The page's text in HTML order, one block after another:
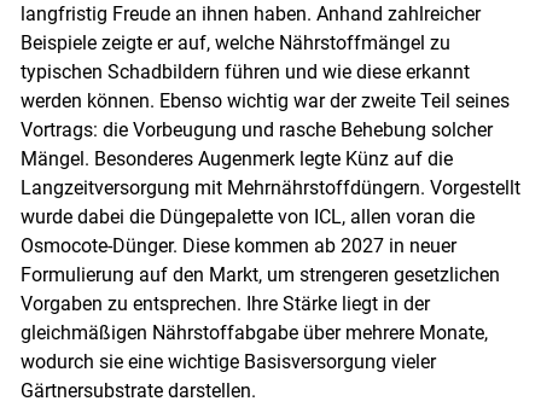
langfristig Freude an ihnen haben. Anhand zahlreicher
Beispiele zeigte er auf, welche Nährstoffmängel zu
typischen Schadbildern führen und wie diese erkannt
werden können. Ebenso wichtig war der zweite Teil seines
Vortrags: die Vorbeugung und rasche Behebung solcher
Mängel. Besonderes Augenmerk legte Künz auf die
Langzeitversorgung mit Mehrnährstoffdüngern. Vorgestellt
wurde dabei die Düngepalette von ICL, allen voran die
Osmocote-Dünger. Diese kommen ab 2027 in neuer
Formulierung auf den Markt, um strengeren gesetzlichen
Vorgaben zu entsprechen. Ihre Stärke liegt in der
gleichmäßigen Nährstoffabgabe über mehrere Monate,
wodurch sie eine wichtige Basisversorgung vieler
Gärtnersubstrate darstellen.